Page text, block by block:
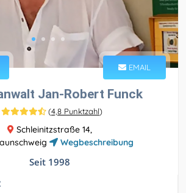
EMAIL
Jan-Robert Funck
(4,8 Punktzahl)
Schleinitzstraße 14,
Wegbeschreibung
Seit 1998